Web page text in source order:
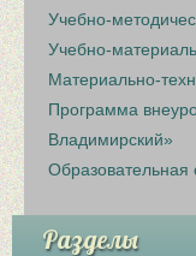
Учебно-
Учебно-
Материально-
Программа
Владимирский»
Разделы